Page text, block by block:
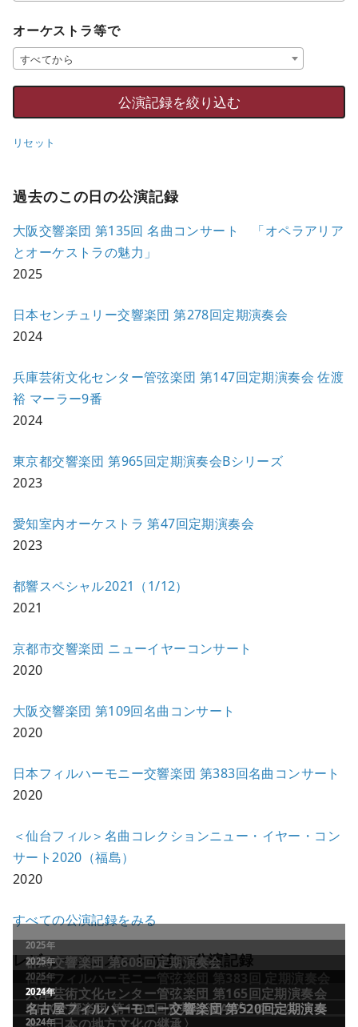
オーケストラ等で
すべてから
リセット
過去のこの日の公演記録
大阪交響楽団 第135回 名曲コンサート 「オペラアリア
とオーケストラの魅力」
2025
日本センチュリー交響楽団 第278回定期演奏会
2024
兵庫芸術文化センター管弦楽団 第147回定期演奏会 佐渡
裕 マーラー9番
2024
東京都交響楽団 第965回定期演奏会Bシリーズ
2023
愛知室内オーケストラ 第47回定期演奏会
2023
都響スペシャル2021（1/12）
2021
京都市交響楽団 ニューイヤーコンサート
2020
大阪交響楽団 第109回名曲コンサート
2020
日本フィルハーモニー交響楽団 第383回名曲コンサート
2020
＜仙台フィル＞名曲コレクションニュー・イヤー・コン
サート2020（福島）
2020
すべての公演記録をみる
レビュー／コメントが多い公演記録